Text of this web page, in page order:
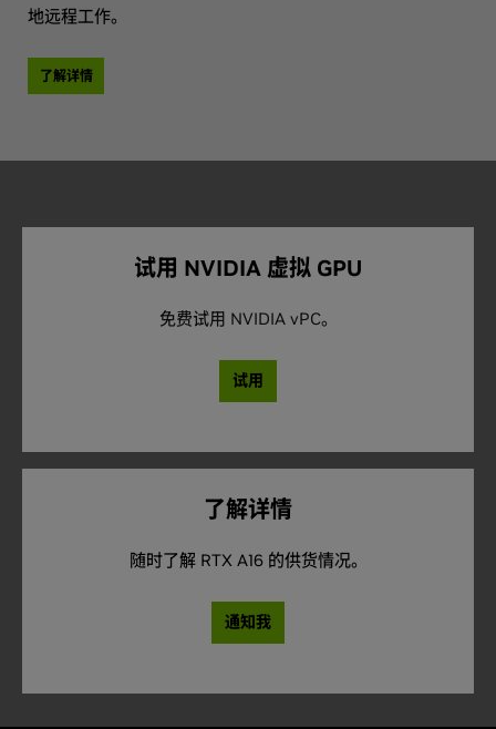
地远程工作。
了解详情
试用 NVIDIA 虚拟 GPU
免费试用 NVIDIA vPC。
试用
了解详情
随时了解 RTX A16 的供货情况。
通知我